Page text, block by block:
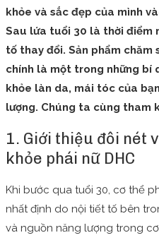
khỏe và sắc đẹp của mình
Sau lứa tuổi 30 là thời điểm
tố thay đổi. Sản phẩm chăm
chính là một trong những bí
khỏe làn da, mái tóc của
lượng. Chúng ta cùng tham
1. Giới thiệu đôi nét
khỏe phái nữ DHC
Khi bước qua tuổi 30, cơ thể
nhất định do nội tiết tố bên
và nguồn năng lượng trong